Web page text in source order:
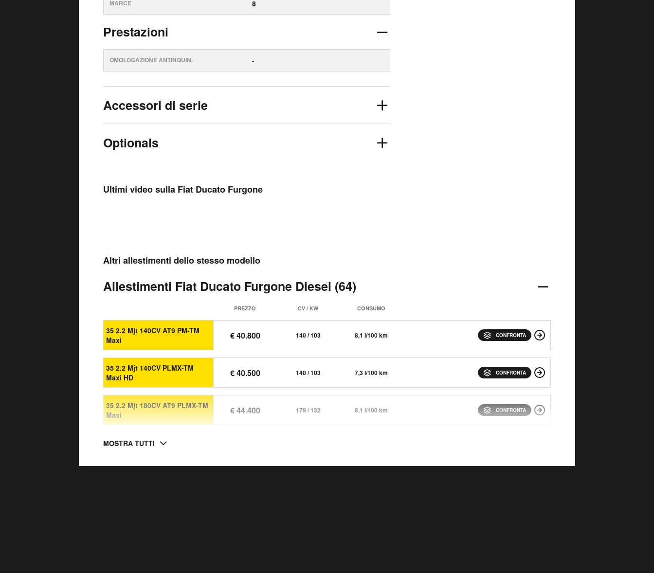
MARCE 8
Prestazioni
OMOLOGAZIONE ANTINQUIN. -
Accessori di serie
Optionals
Ultimi video sulla Fiat Ducato Furgone
Altri allestimenti dello stesso modello
Allestimenti Fiat Ducato Furgone Diesel (64)
PREZZO CV / KW CONSUMO
35 2.2 Mjt 140CV AT9 PM-TM
Maxi
€ 40.800 140 / 103 8,1 l/100 km CONFRONTA
35 2.2 Mjt 140CV PLMX-TM
Maxi HD
€ 40.500 140 / 103 7,3 l/100 km CONFRONTA
35 2.2 Mjt 180CV AT9 PLMX-TM
Maxi
€ 44.400 179 / 132 8,1 l/100 km CONFRONTA
MOSTRA TUTTI